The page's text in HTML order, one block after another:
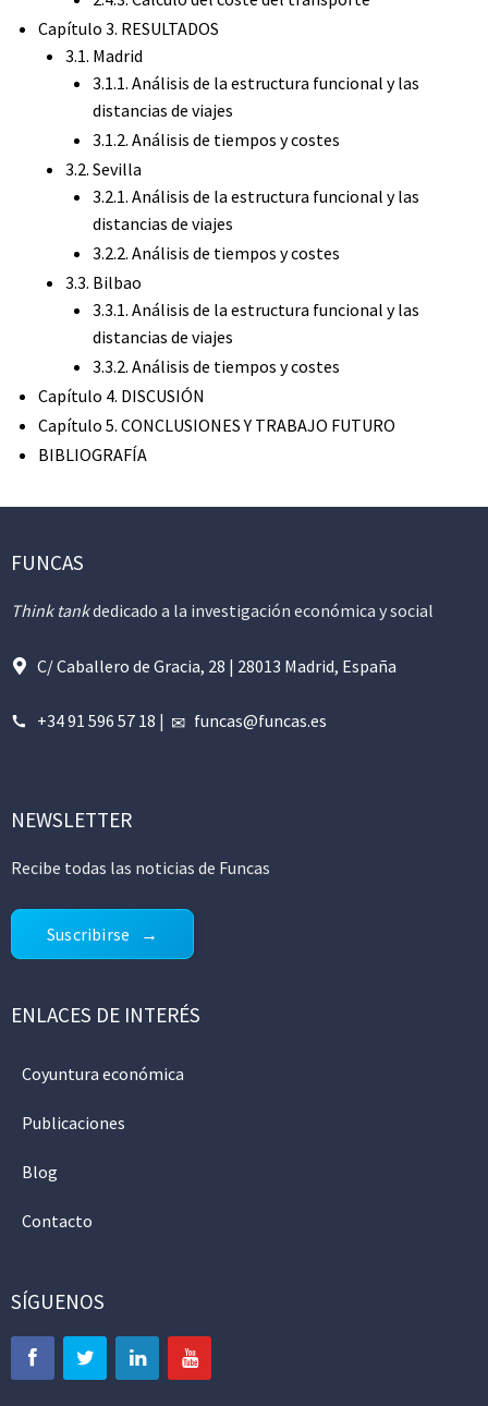
Capítulo 3. RESULTADOS
3.1. Madrid
3.1.1. Análisis de la estructura funcional y las
distancias de viajes
3.1.2. Análisis de tiempos y costes
3.2. Sevilla
3.2.1. Análisis de la estructura funcional y las
distancias de viajes
3.2.2. Análisis de tiempos y costes
3.3. Bilbao
3.3.1. Análisis de la estructura funcional y las
distancias de viajes
3.3.2. Análisis de tiempos y costes
Capítulo 4. DISCUSIÓN
Capítulo 5. CONCLUSIONES Y TRABAJO FUTURO
BIBLIOGRAFÍA
FUNCAS
Think tankdedicado a la investigación económica y social
C/ Caballero de Gracia, 28 | 28013 Madrid, España
+34 91 596 57 18 | funcas@funcas.es
NEWSLETTER
Recibe todas las noticias de Funcas
Suscribirse
ENLACES DE INTERÉS
Coyuntura económica
Publicaciones
Blog
Contacto
SÍGUENOS